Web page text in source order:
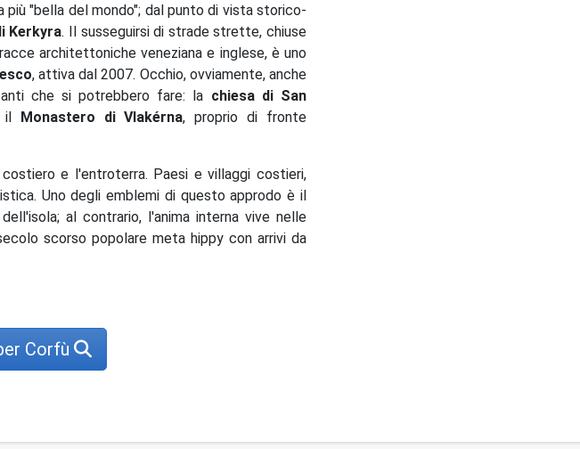
"bella del mondo"; dal punto di vista storico-
Kerkyra. Il susseguirsi di strade strette, chiuse
architettoniche veneziana e inglese, è uno
, attiva dal 2007. Occhio, ovviamente, anche
che si potrebbero fare: la chiesa di San
il Monastero di Vlakérna, proprio di fronte
e l'entroterra. Paesi e villaggi costieri,
Uno degli emblemi di questo approdo è il
al contrario, l'anima interna vive nelle
scorso popolare meta hippy con arrivi da
Corfù